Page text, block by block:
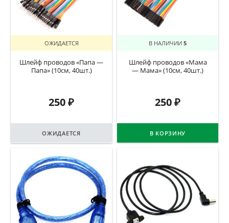
ОЖИДАЕТСЯ
Шлейф проводов «Папа —
Папа» (10см, 40шт.)
250₽
ОЖИДАЕТСЯ
В НАЛИЧИИ 5
Шлейф проводов «Мама
— Мама» (10см, 40шт.)
250₽
В КОРЗИНУ